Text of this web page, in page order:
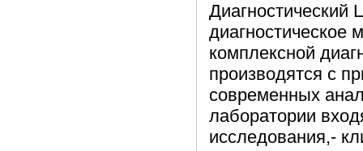
Диагностический
диагностическое
комплексной
производятся с
современных
лаборатории
исследования,-